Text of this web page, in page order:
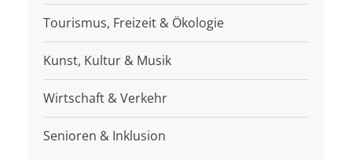
Tourismus, Freizeit & Ökologie
Kunst, Kultur & Musik
Wirtschaft & Verkehr
Senioren & Inklusion